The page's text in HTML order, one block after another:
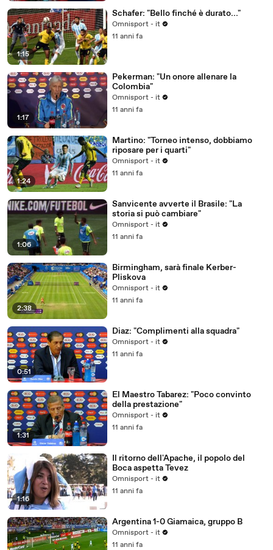
1:15
Schafer: "Bello finché è durato..."
Omnisport - it
11 anni fa
1:17
Pekerman: "Un onore allenare la
Colombia"
Omnisport - it
11 anni fa
1:24
Martino: "Torneo intenso, dobbiamo
riposare per i quarti"
Omnisport - it
11 anni fa
1:06
Sanvicente avverte il Brasile: "La
storia si può cambiare"
Omnisport - it
11 anni fa
2:38
Birmingham, sarà finale Kerber-
Pliskova
Omnisport - it
11 anni fa
0:51
Diaz: "Complimenti alla squadra"
Omnisport - it
11 anni fa
1:31
El Maestro Tabarez: "Poco convinto
della prestazione"
Omnisport - it
11 anni fa
1:16
Il ritorno dell'Apache, il popolo del
Boca aspetta Tevez
Omnisport - it
11 anni fa
Argentina 1-0 Giamaica, gruppo B
Omnisport - it
11 anni fa